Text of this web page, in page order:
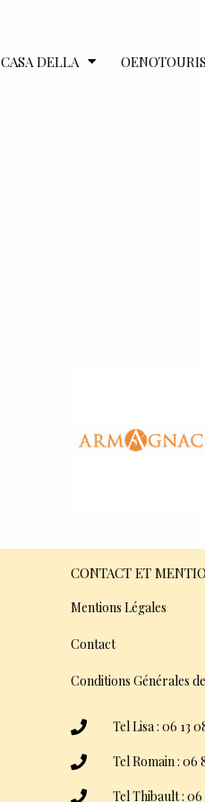
CASA DELLA
CONTACT ET
Mentions Légales
Contact
Conditions Générales
Tel Lisa : 06 13
Tel Romain : 06
Tel Thibault : 06